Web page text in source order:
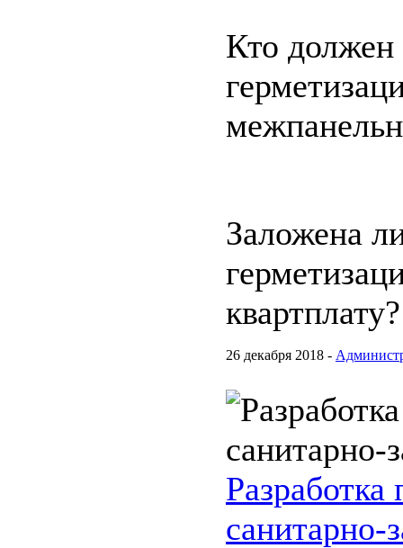
Кто должен
Заложена
квартплату?
26 декабря 2018 -
Разработка